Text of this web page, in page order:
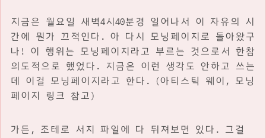
지금은 월요일 새벽4시40분경 일어나서 이 자유의 시
간에 뭔가 끄적인다. 아 다시 모닝페이지로 돌아왔구
나! 이 행위는 모닝페이지라고 부르는 것으로서 한참
의도적으로 했었다. 지금은 이런 생각도 안하고 쓰는
데 이걸 모닝페이지라고 한다. (아티스틱 웨이, 모닝
페이지 링크 참고)
가든, 조테로 서지 파일에 다 뒤져보면 있다. 그걸